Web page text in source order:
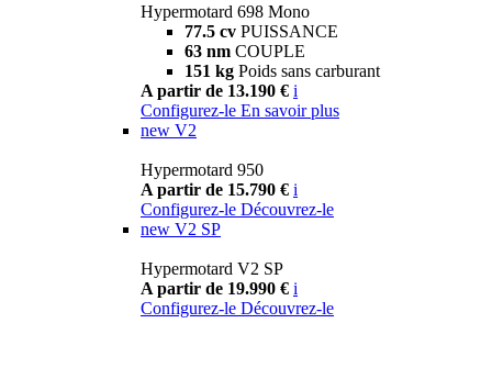
Hypermotard 698 Mono
77.5 cv PUISSANCE
63 nm COUPLE
151 kg Poids sans carburant
A partir de 13.190 € i
Configurez-le En savoir plus
new V2
Hypermotard 950
A partir de 15.790 € i
Configurez-le Découvrez-le
new V2 SP
Hypermotard V2 SP
A partir de 19.990 € i
Configurez-le Découvrez-le